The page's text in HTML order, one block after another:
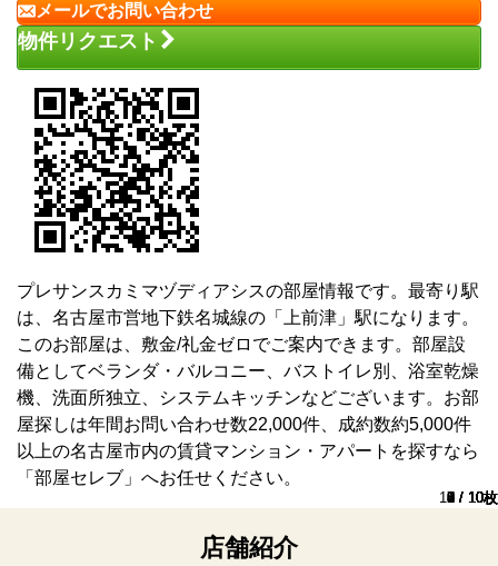
1 / 10枚
2 / 10枚
3 / 10枚
4 / 10枚
5 / 10枚
6 / 10枚
7 / 10枚
8 / 10枚
9 / 10枚
10 / 10枚
メールでお問い合わせ
物件リクエスト
プレサンスカミマヅディアシスの部屋情報です。最寄り駅
は、名古屋市営地下鉄名城線の「上前津」駅になります。
このお部屋は、敷金/礼金ゼロでご案内できます。部屋設
備としてベランダ・バルコニー、バストイレ別、浴室乾燥
機、洗面所独立、システムキッチンなどございます。お部
屋探しは年間お問い合わせ数22,000件、成約数約5,000件
以上の名古屋市内の賃貸マンション・アパートを探すなら
「部屋セレブ」へお任せください。
店舗紹介